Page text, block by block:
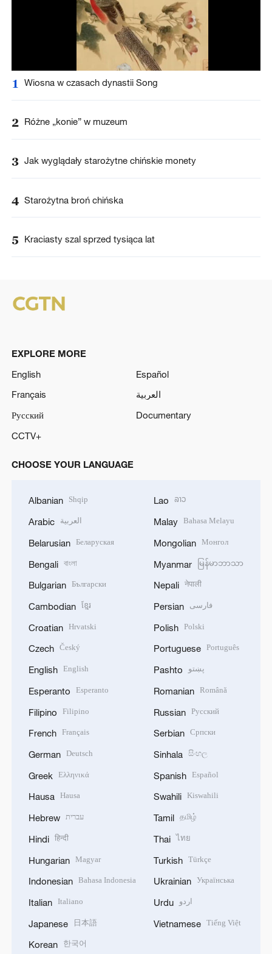
1 Wiosna w czasach dynastii Song
2 Różne „konie” w muzeum
3 Jak wyglądały starożytne chińskie monety
4 Starożytna broń chińska
5 Kraciasty szal sprzed tysiąca lat
EXPLORE MORE
English
Español
Français
العربية
Русский
Documentary
CCTV+
CHOOSE YOUR LANGUAGE
Albanian Shqip
Arabic العربية
Belarusian Беларуская
Bengali বাংলা
Bulgarian Български
Cambodian ខ្មែរ
Croatian Hrvatski
Czech Český
English English
Esperanto Esperanto
Filipino Filipino
French Français
German Deutsch
Greek Ελληνικά
Hausa Hausa
Hebrew עברית
Hindi हिन्दी
Hungarian Magyar
Indonesian Bahasa Indonesia
Italian Italiano
Japanese 日本語
Korean 한국어
Lao ລາວ
Malay Bahasa Melayu
Mongolian Монгол
Myanmar မြန်မာဘာသာ
Nepali नेपाली
Persian فارسی
Polish Polski
Portuguese Português
Pashto پښتو
Romanian Română
Russian Русский
Serbian Српски
Sinhala සිංහල
Spanish Español
Swahili Kiswahili
Tamil தமிழ்
Thai ไทย
Turkish Türkçe
Ukrainian Українська
Urdu اردو
Vietnamese Tiếng Việt